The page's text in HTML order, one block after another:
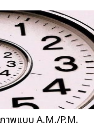
าพแบบ A.M./P.M.